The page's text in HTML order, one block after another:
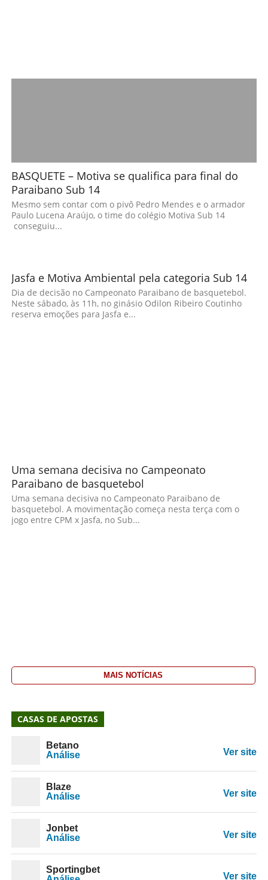
BASQUETE – Motiva se qualifica para final do
Paraibano Sub 14
Mesmo sem contar com o pivô Pedro Mendes e o armador
Paulo Lucena Araújo, o time do colégio Motiva Sub 14
conseguiu...
Jasfa e Motiva Ambiental pela categoria Sub 14
Dia de decisão no Campeonato Paraibano de basquetebol.
Neste sábado, às 11h, no ginásio Odilon Ribeiro Coutinho
reserva emoções para Jasfa e...
Uma semana decisiva no Campeonato
Paraibano de basquetebol
Uma semana decisiva no Campeonato Paraibano de
basquetebol. A movimentação começa nesta terça com o
jogo entre CPM x Jasfa, no Sub...
MAIS NOTÍCIAS
CASAS DE APOSTAS
Betano
Análise
Ver site
Blaze
Análise
Ver site
Jonbet
Análise
Ver site
Sportingbet
Ver site